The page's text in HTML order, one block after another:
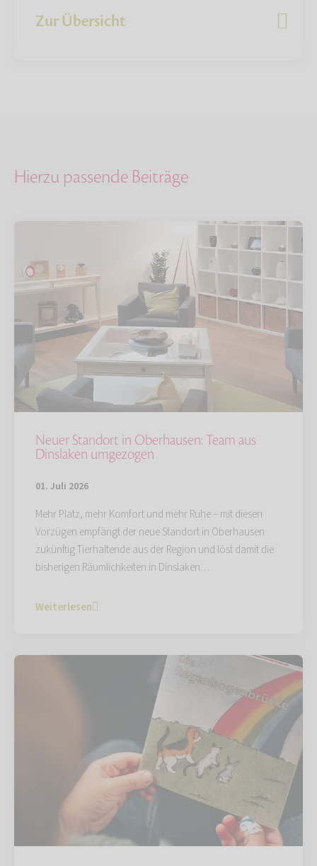
Zur Übersicht
Hierzu passende Beiträge
Neuer Standort in Oberhausen: Team aus
Dinslaken umgezogen
01. Juli 2026
Mehr Platz, mehr Komfort und mehr Ruhe – mit diesen
Vorzügen empfängt der neue Standort in Oberhausen
zukünftig Tierhaltende aus der Region und löst damit die
bisherigen Räumlichkeiten in Dinslaken…
Weiterlesen